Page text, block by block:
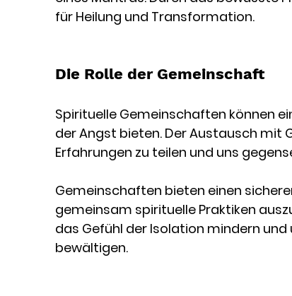
für Heilung und Transformation.
Die Rolle der Gemeinschaft
Spirituelle Gemeinschaften können
der Angst bieten. Der Austausch mit
Erfahrungen zu teilen und uns
Gemeinschaften bieten einen
gemeinsam spirituelle Praktiken
das Gefühl der Isolation mindern und
bewältigen.